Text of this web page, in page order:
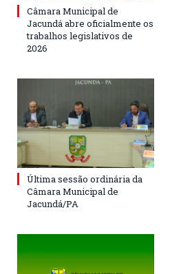
Câmara Municipal de
Jacundá abre oficialmente os
trabalhos legislativos de
2026
Última sessão ordinária da
Câmara Municipal de
Jacundá/PA